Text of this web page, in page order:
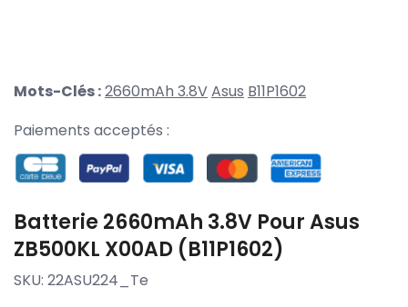
Mots-Clés :2660mAh 3.8VAsus B11P1602
Paiements acceptés :
Batterie 2660mAh 3.8V Pour Asus
ZB500KL X00AD (B11P1602)
SKU: 22ASU224_Te